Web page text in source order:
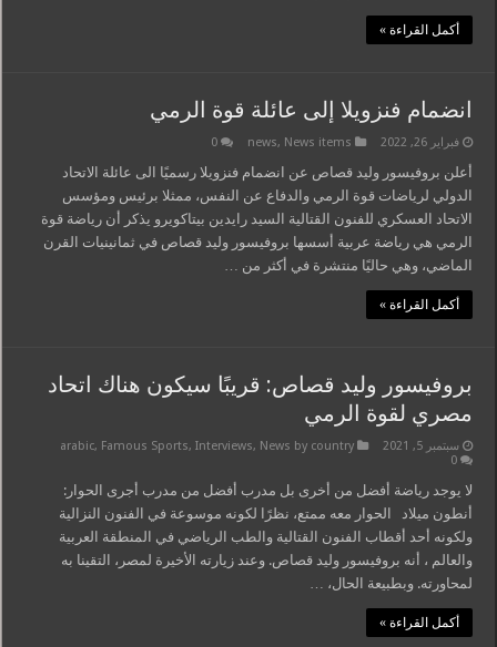
أكمل القراءة »
انضمام فنزويلا إلى عائلة قوة الرمي
فبراير 26, 2022 news, News items
0
أعلن بروفيسور وليد قصاص عن انضمام فنزويلا رسميًا الى عائلة الاتحاد
الدولي لرياضات قوة الرمي والدفاع عن النفس، ممثلا برئيس ومؤسس
الاتحاد العسكري للفنون القتالية السيد رايدين بيتاكويرو يذكر أن رياضة قوة
الرمي هي رياضة عربية أسسها بروفيسور وليد قصاص في ثمانينيات القرن
الماضي، وهي حاليًا منتشرة في أكثر من …
أكمل القراءة »
بروفيسور وليد قصاص: قريبًا سيكون هناك اتحاد
مصري لقوة الرمي
سبتمبر 5, 2021 arabic, Famous Sports, Interviews, News by country
0
لا يوجد رياضة أفضل من أخرى بل مدرب أفضل من مدرب أجرى الحوار:
أنطون ميلاد الحوار معه ممتع، نظرًا لكونه موسوعة في الفنون النزالية
ولكونه أحد أقطاب الفنون القتالية والطب الرياضي في المنطقة العربية
والعالم ، أنه بروفيسور وليد قصاص. وعند زيارته الأخيرة لمصر، التقينا به
لمحاورته. وبطبيعة الحال، …
أكمل القراءة »